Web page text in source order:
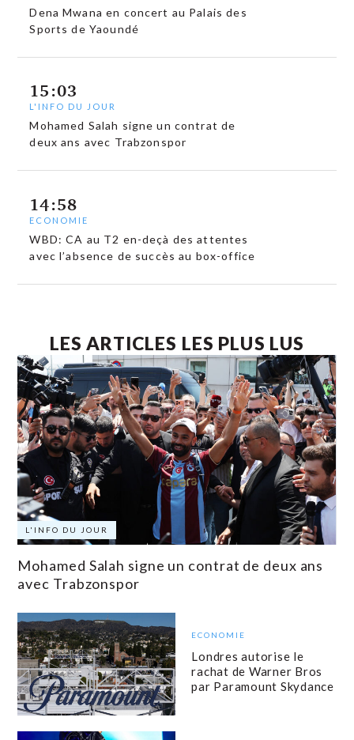
Dena Mwana en concert au Palais des
Sports de Yaoundé
15:03
L'INFO DU JOUR
Mohamed Salah signe un contrat de
deux ans avec Trabzonspor
14:58
ECONOMIE
WBD: CA au T2 en-deçà des attentes
avec l’absence de succès au box-office
LES ARTICLES LES PLUS LUS
L'INFO DU JOUR
Mohamed Salah signe un contrat de deux ans
avec Trabzonspor
ECONOMIE
Londres autorise le
rachat de Warner Bros
par Paramount Skydance